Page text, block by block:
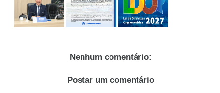
Nenhum comentário:
Postar um comentário